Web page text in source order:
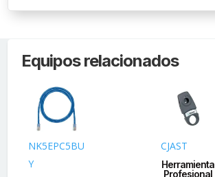
de
Para
Equipos relacionados
NK5EPC5BU
Y
CJAST
Herramienta
Profesional